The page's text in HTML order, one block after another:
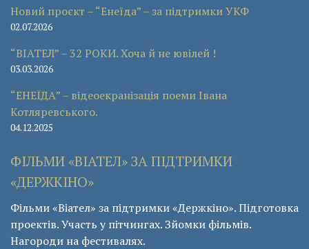
Новий проєкт – “Енеїда” – за підтримки УКФ
02.07.2026
“ВІАТЕЛ” – 32 РОКИ. Хоча й не ювілей !
03.03.2026
“ЕНЕЇДА” – відеоекранізація поеми Івана
Котляревського.
04.12.2025
ФІЛЬМИ «ВІАТЕЛ» ЗА ПІДТРИМКИ
«ДЕРЖКІНО»
Фільми «Віател» за підтримки «Держкіно». Підготовка
проектів. Участь у пітчингах. Зйомки фільмів.
Нагороди на фестивалях.